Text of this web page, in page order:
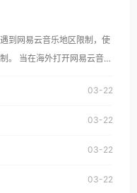
现地区及版权限制问题，且
们，
大利亚、欧洲等国家和地区
到网易云音乐地区限制，使
云音
放。 遇到这个问题
权限制」的问题，无论人在
03-22
03-22
03-22
03-22